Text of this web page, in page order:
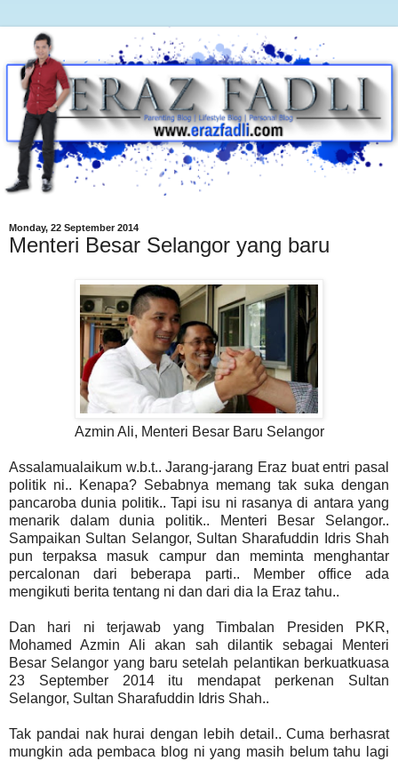
Monday, 22 September 2014
Menteri Besar Selangor yang baru
Azmin Ali, Menteri Besar Baru Selangor
Assalamualaikum w.b.t.. Jarang-jarang Eraz buat entri pasal
politik ni.. Kenapa? Sebabnya memang tak suka dengan
pancaroba dunia politik.. Tapi isu ni rasanya di antara yang
menarik dalam dunia politik.. Menteri Besar Selangor..
Sampaikan Sultan Selangor, Sultan Sharafuddin Idris Shah
pun terpaksa masuk campur dan meminta menghantar
percalonan dari beberapa parti.. Member office ada
mengikuti berita tentang ni dan dari dia la Eraz tahu..
Dan hari ni terjawab yang Timbalan Presiden PKR,
Mohamed Azmin Ali akan sah dilantik sebagai Menteri
Besar Selangor yang baru setelah pelantikan berkuatkuasa
23 September 2014 itu mendapat perkenan Sultan
Selangor, Sultan Sharafuddin Idris Shah..
Tak pandai nak hurai dengan lebih detail.. Cuma berhasrat
mungkin ada pembaca blog ni yang masih belum tahu lagi